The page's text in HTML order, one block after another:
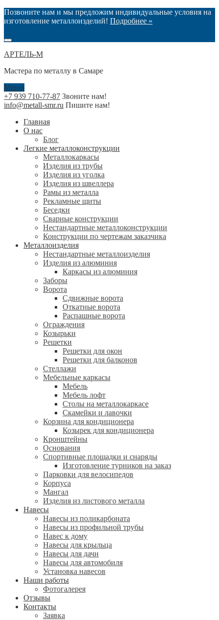
Позвоните нам и мы предложим индивидуальные условия на
изготовление металлоизделий! Подробнее »
АРТЕЛЬ-М
Мастера по металлу в Самаре
Меню
+7 939 710-77-87 Звоните нам!
info@metall-smr.ru Пишите нам!
Главная
О нас
Блог
Легкие металлоконструкции
Металлокаркасы
Изделия из трубы
Изделия из уголка
Изделия из швеллера
Рамы из металла
Рекламные щиты
Беседки
Сварные конструкции
Нестандартные металлоконструкции
Конструкции по чертежам заказчика
Металлоизделия
Нестандартные металлоизделия
Изделия из алюминия
Каркасы из алюминия
Заборы
Ворота
Сдвижные ворота
Откатные ворота
Распашные ворота
Ограждения
Козырьки
Решетки
Решетки для окон
Решетки для балконов
Стеллажи
Мебельные каркасы
Мебель
Мебель лофт
Столы на металлокаркасе
Скамейки и лавочки
Корзина для кондиционера
Козырек для кондиционера
Кронштейны
Основания
Спортивные площадки и снаряды
Изготовление турников на заказ
Парковки для велосипедов
Корпуса
Мангал
Изделия из листового металла
Навесы
Навесы из поликарбоната
Навесы из профильной трубы
Навес к дому
Навесы для крыльца
Навесы для дачи
Навесы для автомобиля
Установка навесов
Наши работы
Фотогалерея
Отзывы
Контакты
Заявка